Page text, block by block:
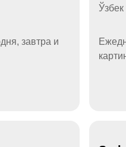
завтра и
Ўзбек